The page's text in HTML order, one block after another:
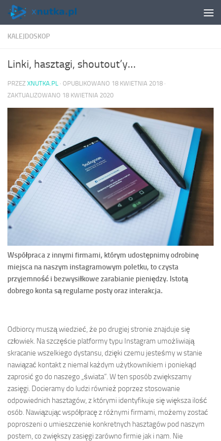
Skip to content
KALEJDOSKOP
Linki, hasztagi, shoutout’y…
PRZEZ XNUTKA.PL · OPUBLIKOWANO 18 KWIETNIA 2018 ·
ZAKTUALIZOWANO 18 KWIETNIA 2020
Współpraca z innymi firmami, którym udostępnimy odrobinę
miejsca na naszym instagramowym poletku, to czysta
przyjemność i bezwysiłkowe zarabianie pieniędzy. Istotą
dobrego konta są regularne posty oraz interakcja.
Odbiorcy muszą wiedzieć, że po drugiej stronie znajduje się
człowiek. Na szczęście platformy typu Instagram umożliwiają
skracanie wszelkiego dystansu, dzięki czemu jesteśmy w stanie
nawiązać kontakt z niemal każdym użytkownikiem i poniekąd
zaprosić go do naszego „świata”. W ten sposób zwiększamy
zasięgi. Docieramy do ludzi również poprzez stosowanie
odpowiednich hasztagów, z którymi identyfikuje się większa ilość
osób. Nawiązując współpracę z różnymi firmami, możemy zostać
poproszeni o umieszczenie konkretnych hasztagów pod naszym
postem, co zwiększy zasięgi zarówno firmie jak i nam. Nie